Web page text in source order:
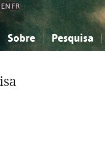
EN FR
Sobre Pesquisa
Ciências sociais...
Ciências sociais...